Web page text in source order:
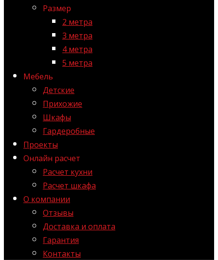
Размер
2 метра
3 метра
4 метра
5 метра
Мебель
Детские
Прихожие
Шкафы
Гардеробные
Проекты
Онлайн расчет
Расчет кухни
Расчет шкафа
О компании
Отзывы
Доставка и оплата
Гарантия
Контакты